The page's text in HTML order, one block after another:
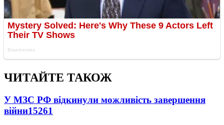
ЧИТАЙТЕ ТАКОЖ
У МЗС РФ відкинули можливість завершення
війни15261